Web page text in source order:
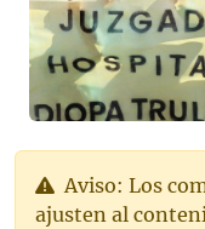
Aviso: Los
ajusten al